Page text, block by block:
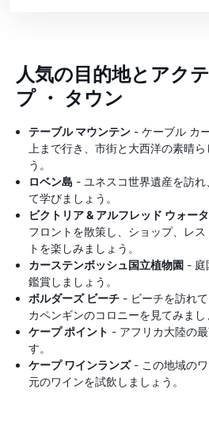
人気の目的地とアク
プ ・ タウン
テーブル マウンテン - ケーブル カ
上まで行き、市街と大西洋の素晴
う。
ロベン島 - ユネスコ世界遺産を訪
て学びましょう。
ビクトリア & アルフレッド ウォー
フロントを散策し、ショップ、レ
トを楽しみましょう。
カーステンボッシュ国立植物園 - 庭
鑑賞しましょう。
ボルダーズ ビーチ - ビーチを訪れ
カペンギンのコロニーを見てみまし
ケープ ポイント - アフリカ大陸の
す。
ケープ ワインランズ- この地域の
元のワインを試飲しましょう。